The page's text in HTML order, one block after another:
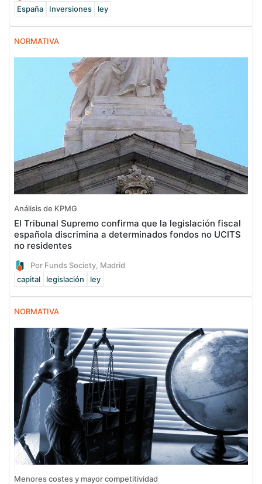
España
Inversiones ley
NORMATIVA
Análisis de KPMG
El Tribunal Supremo confirma que la legislación fiscal
española discrimina a determinados fondos no UCITS
no residentes
Por Funds Society, Madrid
capital
legislación ley
NORMATIVA
Menores costes y mayor competitividad